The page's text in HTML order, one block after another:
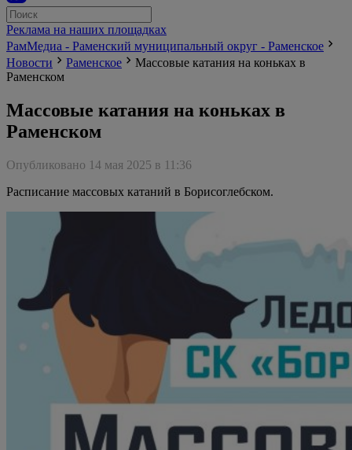
Реклама на наших площадках
РамМедиа - Раменский муниципальный округ - Раменское
Новости
Раменское
Массовые катания на коньках в
Раменском
Массовые катания на коньках в
Раменском
Опубликовано 14 мая 2025 в 11:36
Расписание массовых катаний в Борисоглебском.